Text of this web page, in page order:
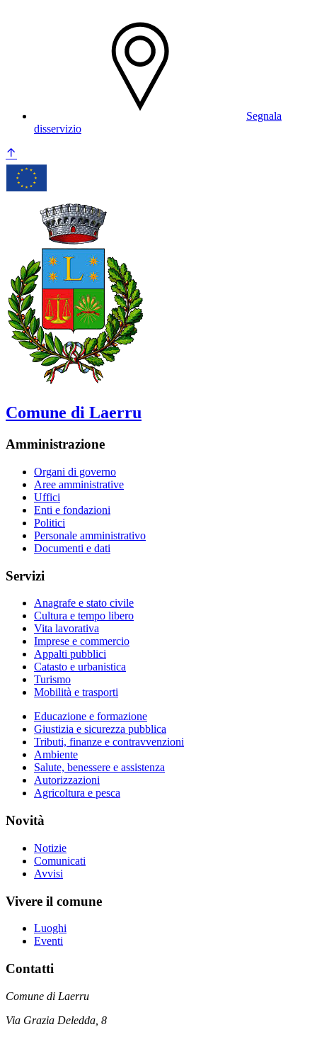
Segnala
disservizio
Comune di Laerru
Amministrazione
Organi di governo
Aree amministrative
Uffici
Enti e fondazioni
Politici
Personale amministrativo
Documenti e dati
Servizi
Anagrafe e stato civile
Cultura e tempo libero
Vita lavorativa
Imprese e commercio
Appalti pubblici
Catasto e urbanistica
Turismo
Mobilità e trasporti
Educazione e formazione
Giustizia e sicurezza pubblica
Tributi, finanze e contravvenzioni
Ambiente
Salute, benessere e assistenza
Autorizzazioni
Agricoltura e pesca
Novità
Notizie
Comunicati
Avvisi
Vivere il comune
Luoghi
Eventi
Contatti
Comune di Laerru
Via Grazia Deledda, 8